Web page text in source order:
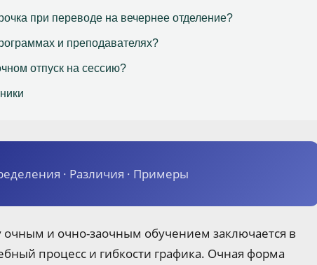
при переводе на вечернее отделение?
и преподавателях?
отпуск на сессию?
· Различия · Примеры
и очно-заочным обучением заключается в
процесс и гибкости графика. Очная форма